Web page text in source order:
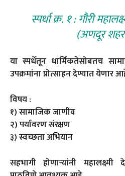
स्पर्धा क्र. १ : गौरी
(अणदूर
या स्पर्धेतून धार्मिकतेसोबतच
उपक्रमांना प्रोत्साहन देण्यात येणार
विषय :
१) सामाजिक जाणीव
२) पर्यावरण संरक्षण
३) स्वच्छता अभियान
सहभागी होणाऱ्यांनी महालक्ष्मी